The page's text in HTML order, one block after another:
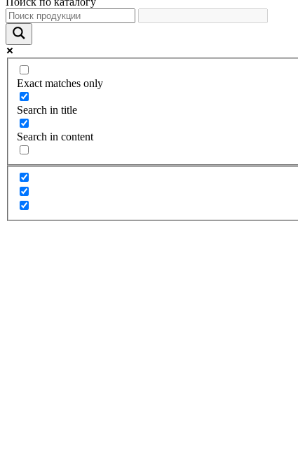
Exact matches only
Search in title
Search in content